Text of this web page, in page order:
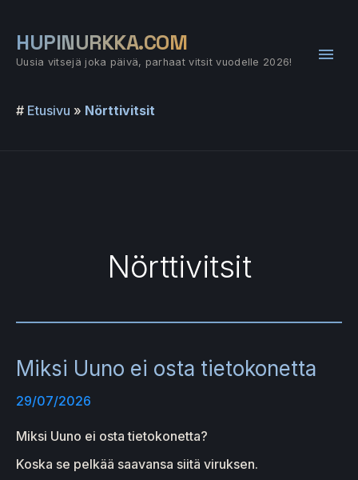
sisältöön
HUPINURKKA.COM
Uusia vitsejä joka päivä, parhaat vitsit vuodelle 2026!
# Etusivu » Nörttivitsit
Nörttivitsit
Miksi Uuno ei osta tietokonetta
29/07/2026
Miksi Uuno ei osta tietokonetta?
Koska se pelkää saavansa siitä viruksen.